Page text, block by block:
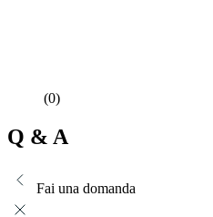
(0)
Q & A
Fai una domanda